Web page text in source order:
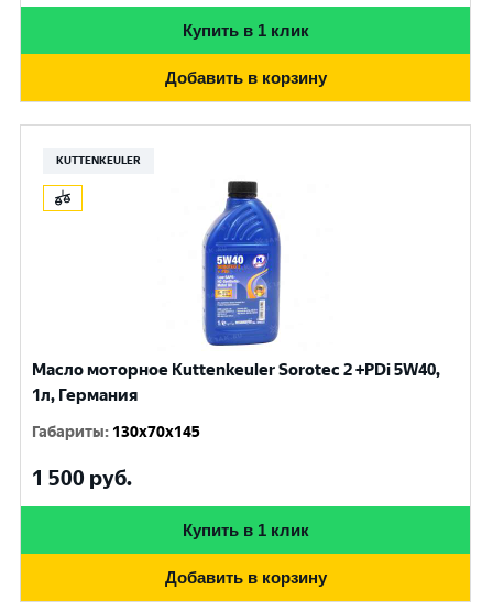
Купить в 1 клик
Добавить в корзину
KUTTENKEULER
Масло моторное Kuttenkeuler Sorotec 2 +PDi 5W40,
1л, Германия
Габариты: 130x70x145
1 500 руб.
Купить в 1 клик
Добавить в корзину